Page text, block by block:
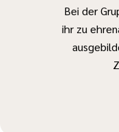
Bei der
ihr zu